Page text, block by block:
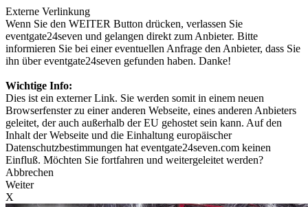
Externe Verlinkung
Wenn Sie den WEITER Button drücken, verlassen Sie
eventgate24seven und gelangen direkt zum Anbieter. Bitte
informieren Sie bei einer eventuellen Anfrage den Anbieter, dass Sie
ihn über eventgate24seven gefunden haben. Danke!
Wichtige Info:
Dies ist ein externer Link. Sie werden somit in einem neuen
Browserfenster zu einer anderen Webseite, eines anderen Anbieters
geleitet, der auch außerhalb der EU gehostet sein kann. Auf den
Inhalt der Webseite und die Einhaltung europäischer
Datenschutzbestimmungen hat eventgate24seven.com keinen
Einfluß. Möchten Sie fortfahren und weitergeleitet werden?
Abbrechen
Weiter
X